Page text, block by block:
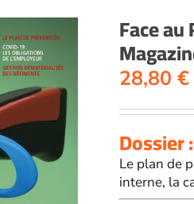
Face au
28,80€
Dossier
Le plan de
interne, la